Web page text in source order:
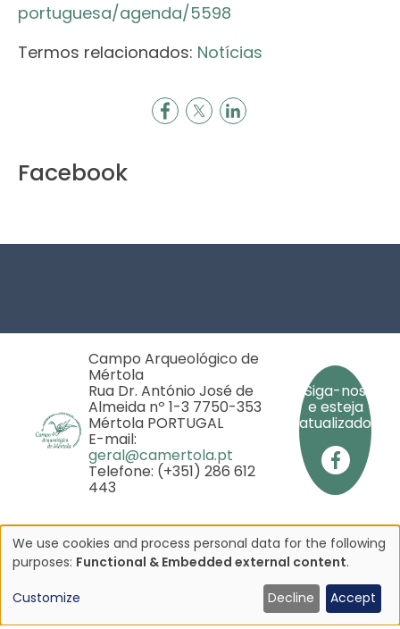
portuguesa/agenda/5598
Termos relacionados: Notícias
Facebook
Campo Arqueológico de
Mértola
Rua Dr. António José de
Almeida nº 1-3 7750-353
Mértola PORTUGAL
E-mail:
geral@camertola.pt
Telefone: (+351) 286 612
443
Siga-nos
e esteja
atualizado
Copyright © 2025 - Campo Arqueológico de Mértola
pela
Use
of
personal
We use cookies and process personal data for the following
purposes: Functional & Embedded external content.
Customize Decline Accept